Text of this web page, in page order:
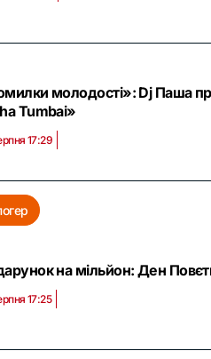
молодості»: Dj Паша
Tumbai»
17:29
на мільйон: Ден
17:25